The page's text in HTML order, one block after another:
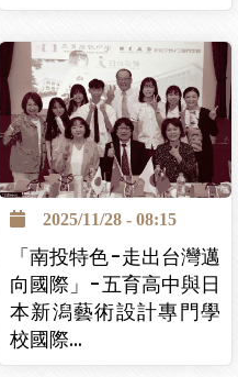
2025/11/28 - 08:15
「南投特色-走出台灣邁
向國際」-五育高中與日
本新潟藝術設計專門學
校國際…